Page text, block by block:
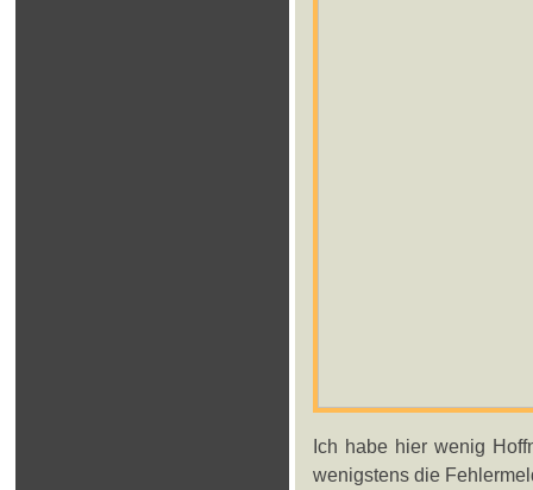
Ich habe hier wenig
wenigstens die